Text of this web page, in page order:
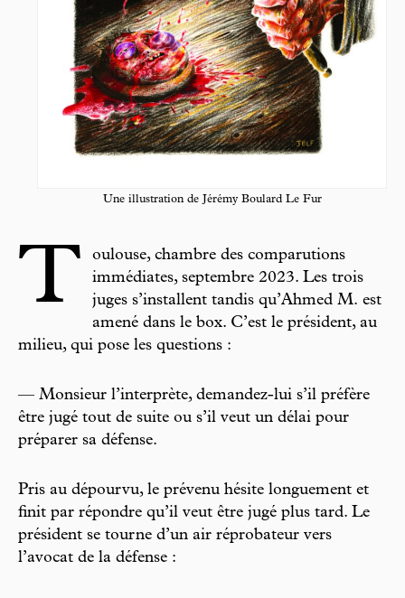
Une illustration de Jérémy Boulard Le Fur
T
oulouse, chambre des comparutions
immédiates, septembre 2023. Les trois
juges s’installent tandis qu’Ahmed M. est
amené dans le box. C’est le président, au
milieu, qui pose les questions :
— Monsieur l’interprète, demandez-lui s’il préfère
être jugé tout de suite ou s’il veut un délai pour
préparer sa défense.
Pris au dépourvu, le prévenu hésite longuement et
finit par répondre qu’il veut être jugé plus tard. Le
président se tourne d’un air réprobateur vers
l’avocat de la défense :